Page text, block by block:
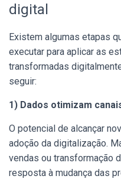
digital
Existem algumas etapas
executar para aplicar as
transformadas
seguir:
1) Dados otimizam
O potencial de alcançar
adoção da digitalização.
vendas ou transformação
resposta à mudança das